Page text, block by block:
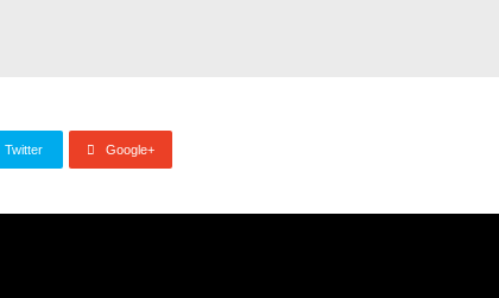
Twitter Google+